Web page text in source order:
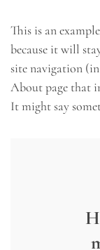
This is an
because it will
site navigation
About page that
It might say